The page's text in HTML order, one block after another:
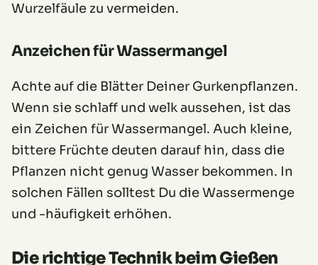
Wurzelfäule zu vermeiden.
Anzeichen für Wassermangel
Achte auf die Blätter Deiner Gurkenpflanzen.
Wenn sie schlaff und welk aussehen, ist das
ein Zeichen für Wassermangel. Auch kleine,
bittere Früchte deuten darauf hin, dass die
Pflanzen nicht genug Wasser bekommen. In
solchen Fällen solltest Du die Wassermenge
und -häufigkeit erhöhen.
Die richtige Technik beim Gießen